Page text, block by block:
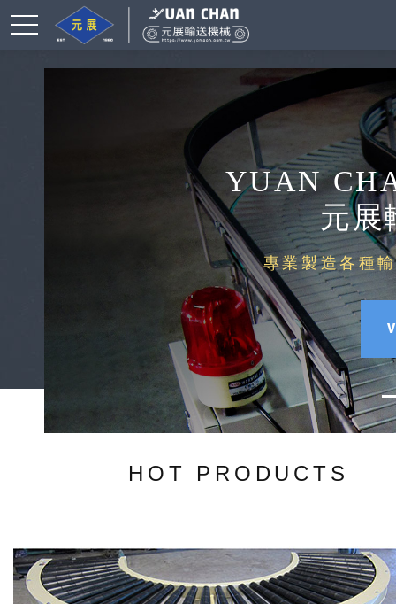
YUAN
元展
專業製造各種
HOT PRODUCTS